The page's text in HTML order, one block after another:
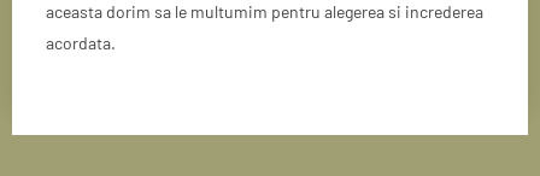
aceasta dorim sa le multumim pentru alegerea si increderea
acordata.